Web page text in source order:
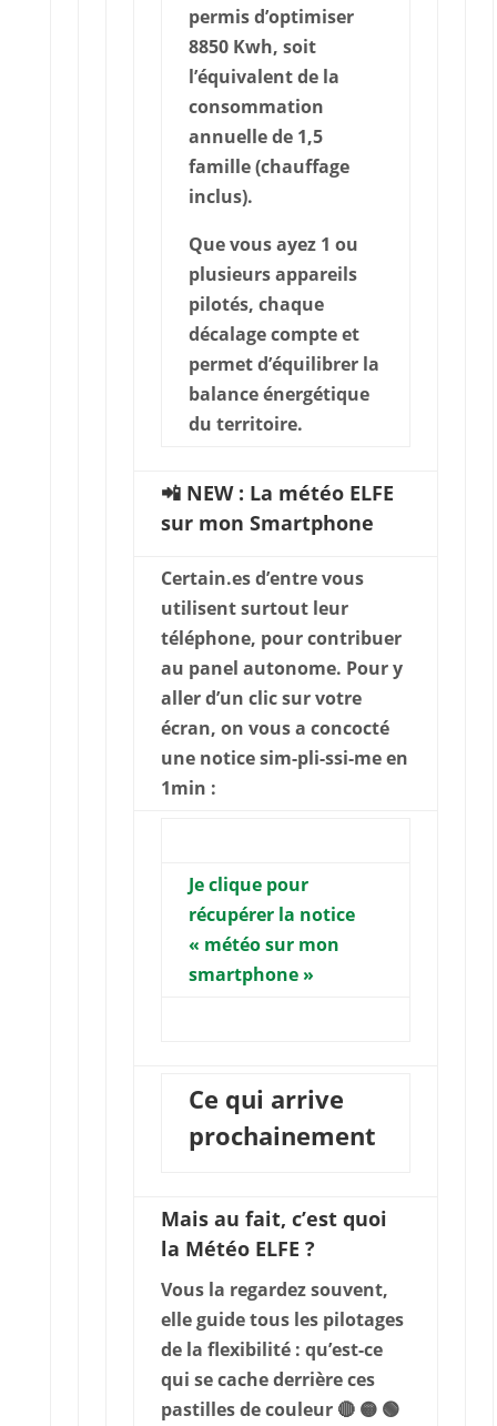
permis d’optimiser
8850 Kwh, soit
l’équivalent de la
consommation
annuelle de 1,5
famille (chauffage
inclus).
Que vous ayez 1 ou
plusieurs appareils
pilotés, chaque
décalage compte et
permet d’équilibrer la
balance énergétique
du territoire.
📲 NEW : La météo ELFE
sur mon Smartphone
Certain.es d’entre vous
utilisent surtout leur
téléphone, pour contribuer
au panel autonome. Pour y
aller d’un clic sur votre
écran, on vous a concocté
une notice sim-pli-ssi-me en
1min :
Je clique pour
récupérer la notice
« météo sur mon
smartphone »
Ce qui arrive
prochainement
Mais au fait, c’est quoi
la Météo ELFE ?
Vous la regardez souvent,
elle guide tous les pilotages
de la flexibilité : qu’est-ce
qui se cache derrière ces
pastilles de couleur 🔴 🟡 🟢